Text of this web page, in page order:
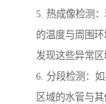
5. 热成像检测
的温度与周围
发现这些异常区
6. 分段检测：
区域的水管与